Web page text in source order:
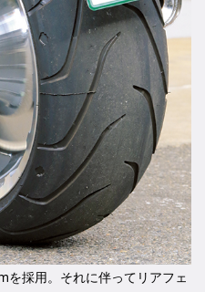
を採用。それに伴ってリアフェ